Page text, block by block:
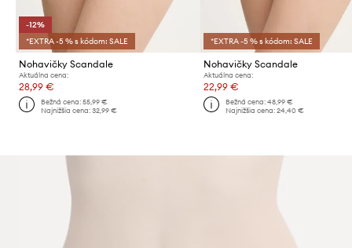
-12%
*EXTRA -5 % s kódom: SALE
Nohavičky Scandale
Aktuálna cena:
28,99 €
Bežná cena:55,99 €
Najnižšia cena:32,99 €
*EXTRA -5 % s kódom: SALE
Nohavičky Scandale
Aktuálna cena:
22,99 €
Bežná cena: 48,99 €
Najnižšia cena: 24,40 €